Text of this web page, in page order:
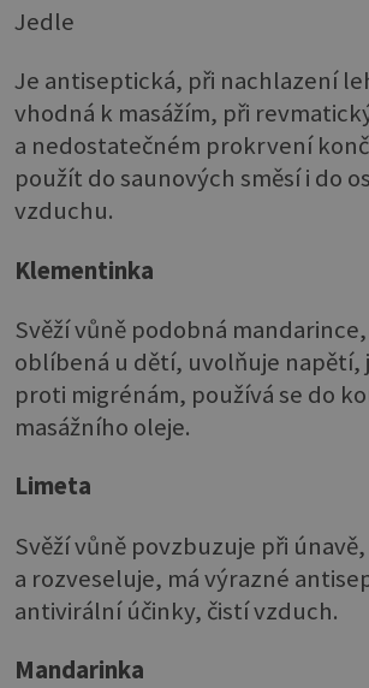
Jedle
Je antiseptická, při nachlazení
vhodná k masážím, při
a nedostatečném prokrvení
použít do saunových směsí i do
vzduchu.
Klementinka
Svěží vůně podobná
oblíbená u dětí, uvolňuje napětí,
proti migrénám, používá se do
masážního oleje.
Limeta
Svěží vůně povzbuzuje při
a rozveseluje, má výrazné
antivirální účinky, čistí vzduch.
Mandarinka